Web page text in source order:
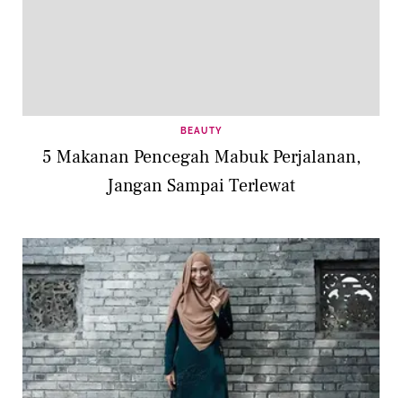
BEAUTY
5 Makanan Pencegah Mabuk Perjalanan,
Jangan Sampai Terlewat